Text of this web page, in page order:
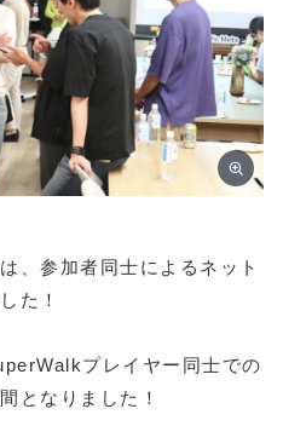
、参加者同士によるネット
た！
プレイヤー同士での
となりました！